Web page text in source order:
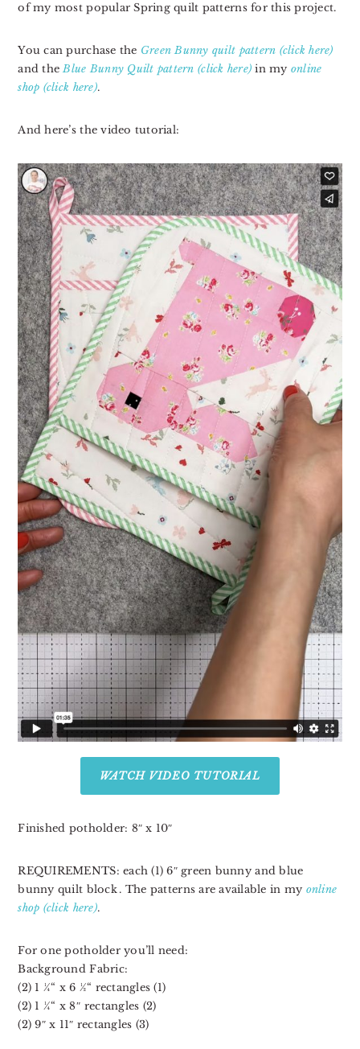
of my most popular Spring quilt patterns for this project.
You can purchase the Green Bunny quilt pattern (click here)
and theBlue Bunny Quilt pattern (click here) in my online
shop (click here).
And here’s the video tutorial:
WATCH VIDEO TUTORIAL
Finished potholder: 8″ x 10″⁣⁣⁣⁣⁣⁣⁣⁣⁣⁣
REQUIREMENTS: each (1) 6″ green bunny and blue
bunny quilt block⁣⁣⁣⁣⁣⁣⁣⁣⁣⁣. The patterns are available in my online
shop (click here).
For one potholder you’ll need:⁣⁣⁣⁣⁣⁣⁣
Background Fabric:⁣
(2) 1 ¼“ x 6 ½“ rectangles (1)⁣⁣⁣⁣⁣⁣⁣⁣
(2) 1 ¼“ x 8″⁣⁣⁣ rectangles (2)⁣⁣⁣⁣
(2) 9″ x 11″ rectangles (3)⁣⁣⁣⁣